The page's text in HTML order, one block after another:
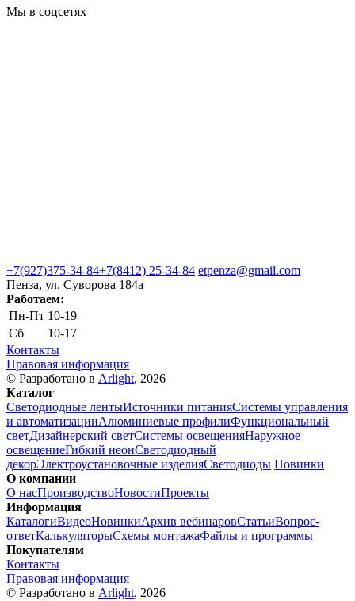
Мы в соцсетях
+7(927)375-34-84+7(8412) 25-34-84 etpenza@gmail.com
Пенза, ул. Cуворова 184а
Работаем:
Пн-Пт 10-19
Сб
10-17
Контакты
Правовая информация
© Разработано в Arlight, 2026
Каталог
Светодиодные лентыИсточники питанияСистемы управления
и автоматизацииАлюминиевые профилиФункциональный
светДизайнерский светСистемы освещенияНаружное
освещениеГибкий неонСветодиодный
декорЭлектроустановочные изделияСветодиоды Новинки
О компании
О насПроизводствоНовостиПроекты
Информация
КаталогиВидеоНовинкиАрхив вебинаровСтатьиВопрос-
ответКалькуляторыСхемы монтажаФайлы и программы
Покупателям
Контакты
Правовая информация
© Разработано в Arlight, 2026